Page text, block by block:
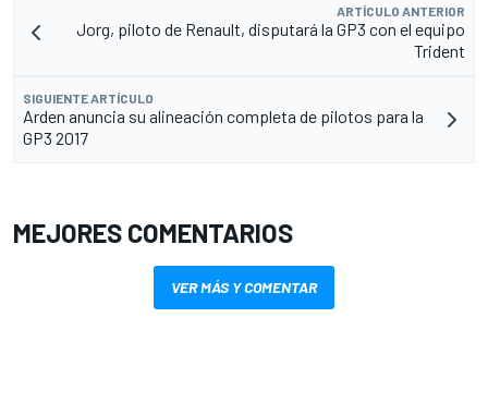
ARTÍCULO ANTERIOR
Jorg, piloto de Renault, disputará la GP3 con el equipo
Trident
SIGUIENTE ARTÍCULO
Arden anuncia su alineación completa de pilotos para la
GP3 2017
MEJORES COMENTARIOS
VER MÁS Y COMENTAR